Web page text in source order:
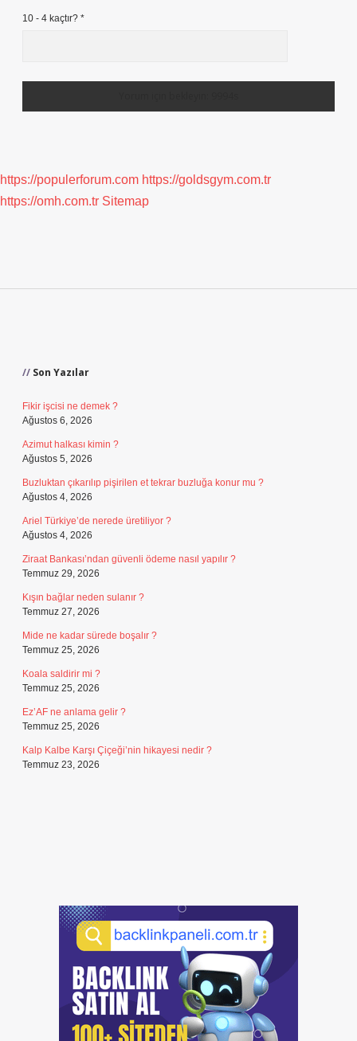
10 - 4 kaçtır? *
https://populerforum.com https://goldsgym.com.tr
https://omh.com.tr Sitemap
Son Yazılar
Fikir işcisi ne demek ?
Ağustos 6, 2026
Azimut halkası kimin ?
Ağustos 5, 2026
Buzluktan çıkarılıp pişirilen et tekrar buzluğa konur mu ?
Ağustos 4, 2026
Ariel Türkiye’de nerede üretiliyor ?
Ağustos 4, 2026
Ziraat Bankası’ndan güvenli ödeme nasıl yapılır ?
Temmuz 29, 2026
Kışın bağlar neden sulanır ?
Temmuz 27, 2026
Mide ne kadar sürede boşalır ?
Temmuz 25, 2026
Koala saldirir mi ?
Temmuz 25, 2026
Ez’AF ne anlama gelir ?
Temmuz 25, 2026
Kalp Kalbe Karşı Çiçeği’nin hikayesi nedir ?
Temmuz 23, 2026